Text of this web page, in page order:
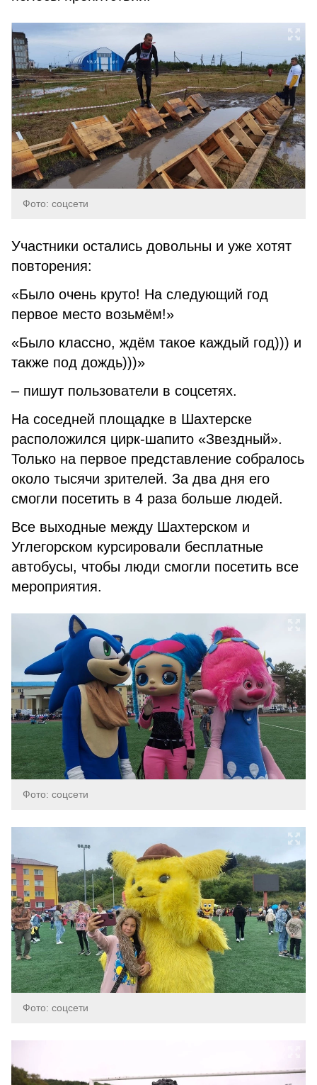
Фото: соцсети
Участники остались довольны и уже хотят
повторения:
«Было очень круто! На следующий год
первое место возьмём!»
«Было классно, ждём такое каждый год))) и
также под дождь)))»
– пишут пользователи в соцсетях.
На соседней площадке в Шахтерске
расположился цирк-шапито «Звездный».
Только на первое представление собралось
около тысячи зрителей. За два дня его
смогли посетить в 4 раза больше людей.
Все выходные между Шахтерском и
Углегорском курсировали бесплатные
автобусы, чтобы люди смогли посетить все
мероприятия.
Фото: соцсети
Фото: соцсети